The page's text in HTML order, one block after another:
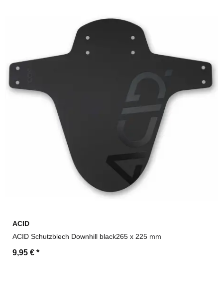
ACID
ACID Schutzblech Downhill black265 x 225 mm
9,95 € *